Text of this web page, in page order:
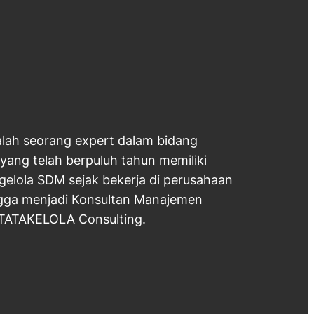
seorang expert dalam bidang
telah berpuluh tahun memiliki
SDM sejak bekerja di perusahaan
menjadi Konsultan Manajemen
Consulting.